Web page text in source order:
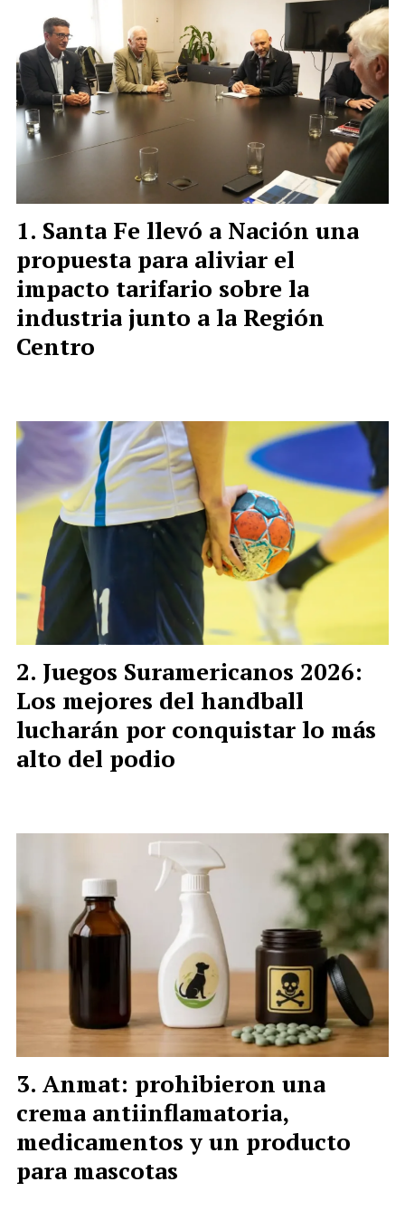
Santa Fe llevó a Nación una
propuesta para aliviar el
impacto tarifario sobre la
industria junto a la Región
Centro
Juegos Suramericanos 2026:
Los mejores del handball
lucharán por conquistar lo más
alto del podio
Anmat: prohibieron una
crema antiinflamatoria,
medicamentos y un producto
para mascotas